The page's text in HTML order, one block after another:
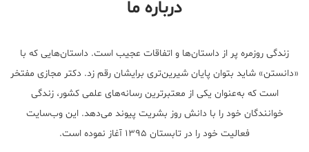
درباره ما
زندگی روزمره پر از داستان‌ها و اتفاقات عجیب است. داستان‌هایی که با
«دانستن» شاید بتوان پایان شیرین‌تری برایشان رقم زد. دکتر مجازی مفتخر
است که به‌عنوان یکی از معتبر‌ترین رسانه‌های علمی کشور، زندگی
خوانندگان خود را با دانش روز بشریت پیوند می‌دهد. این وب‌سایت
فعالیت خود را در تابستان ۱۳۹۵ آغاز نموده است.